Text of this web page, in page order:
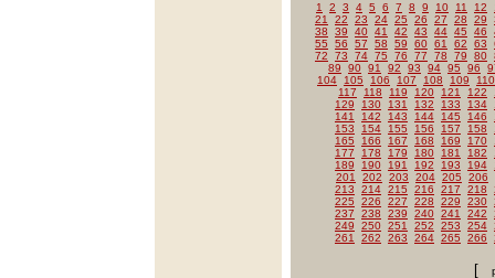
1 2 3 4 5 6 7 8 9 10 11 12
21
22 23 24 25 26 27 28 29
38
39 40 41 42 43 44 45 46
55
56 57 58 59 60 61 62 63
72
73 74 75 76 77 78 79 80
89
90 91 92 93 94 95 96
104
105 106 107 108 109
110
117
118 119 120 121 122
129
130 131 132 133 134
141
142 143 144 145 146
153
154 155 156 157 158
165
166 167 168 169 170
177
178 179 180 181 182
189
190 191 192 193 194
201
202 203 204 205
206
213
214 215 216 217 218
225
226 227 228 229 230
237
238 239 240 241 242
249
250 251 252 253 254
261
262 263 264 265 266
[